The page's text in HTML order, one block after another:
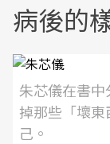
病後的
朱芯儀在書
掉那些「壞
己。